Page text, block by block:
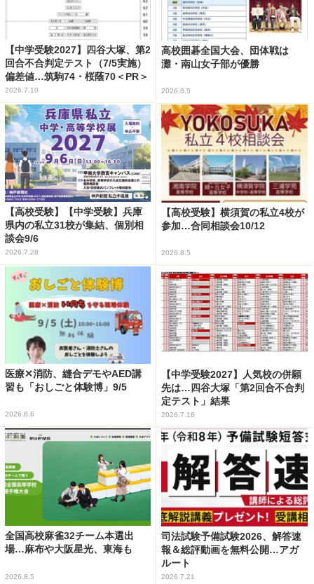
【中学受験2027】四谷大塚、第2
回合不合判定テスト（7/5実施）
偏差値…筑駒74・桜蔭70＜PR＞
2026.7.10
高校囲碁全国大会、団体戦は
灘・南山女子部が優勝
2026.8.5
【高校受験】【中学受験】兵庫
県内の私立31校が集結、個別相
談会9/6
2026.7.28
【高校受験】横須賀の私立4校が
参加…合同相談会10/12
2026.8.5
医療✕消防、縫合デモやAED講
習も「おしごと体験博」9/5
2026.8.6
【中学受験2027】人気校の併願
先は…四谷大塚「第2回合不合判
定テスト」結果
2026.7.16
全国高校麻雀32チーム本選出
場…麻布や大阪星光、東海も
2026.8.5
司法試験予備試験2026、解答速
報＆総評動画を無料公開…アガ
ルート
2026.7.21